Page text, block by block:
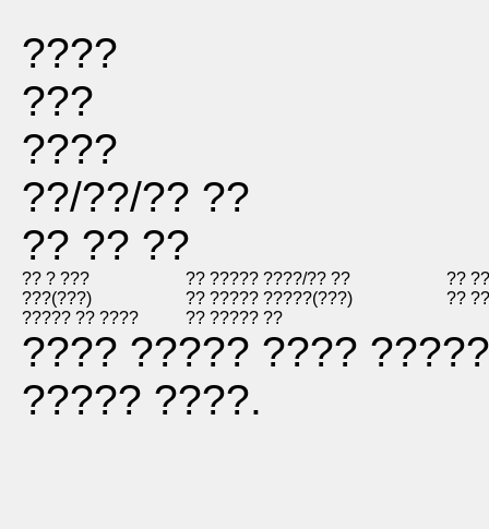
????
???
????
??/??/?? ??
?? ?? ??
?? ? ??? ?? ????? ????/?? ??
??
???(???)
?? ????? ?????(???)
??
????? ?? ????
?? ????? ??
???? ????? ????
????? ????.